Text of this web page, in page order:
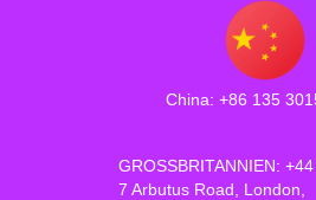
China: +86 135
GROSSBRITANNIEN:
7 Arbutus Road, London,